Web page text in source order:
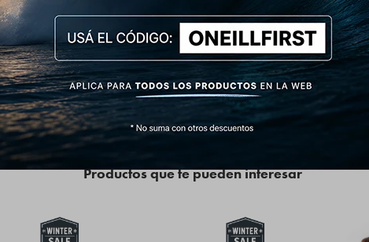
fueron diseñados para ser duraderos, más circulares, hechos de materiales
que actualmente tenemos un requisito mínimo de al menos un 50 % de materiales
Blue. Estamos orgullosos de decir que más de 8 de cada 10 de la colección
O'Neill Blue, y no nos detendremos ahí. Estamos bien encaminados hacia una gama
Productos que te pueden interesar